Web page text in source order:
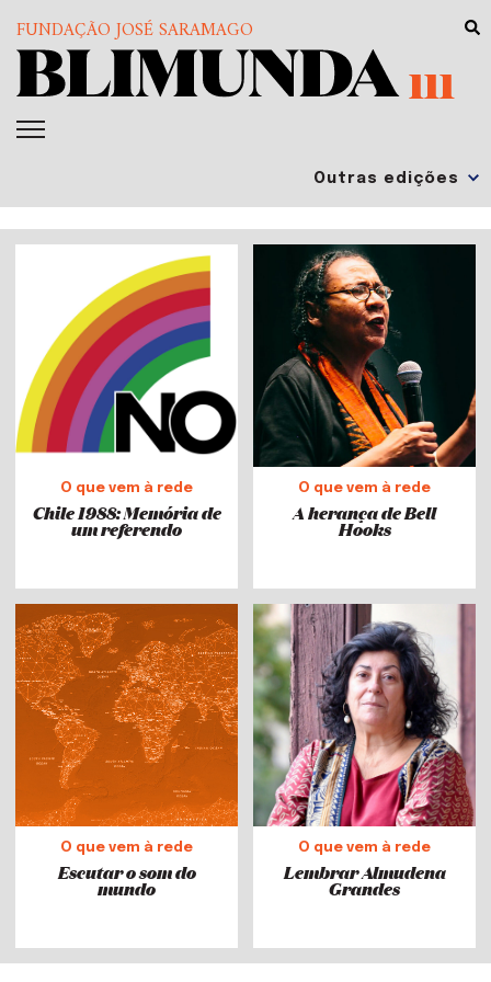
FUNDAÇÃO JOSÉ SARAMAGO
111
O que vem à rede
Chile 1988: Memória de
um referendo
O que vem à rede
A herança de Bell
Hooks
O que vem à rede
Escutar o som do
mundo
O que vem à rede
Lembrar Almudena
Grandes